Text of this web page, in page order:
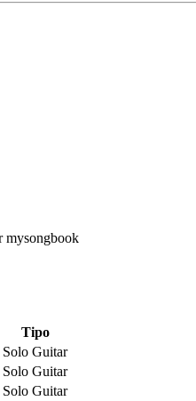
Tipo
Solo Guitar
Solo Guitar
Solo Guitar